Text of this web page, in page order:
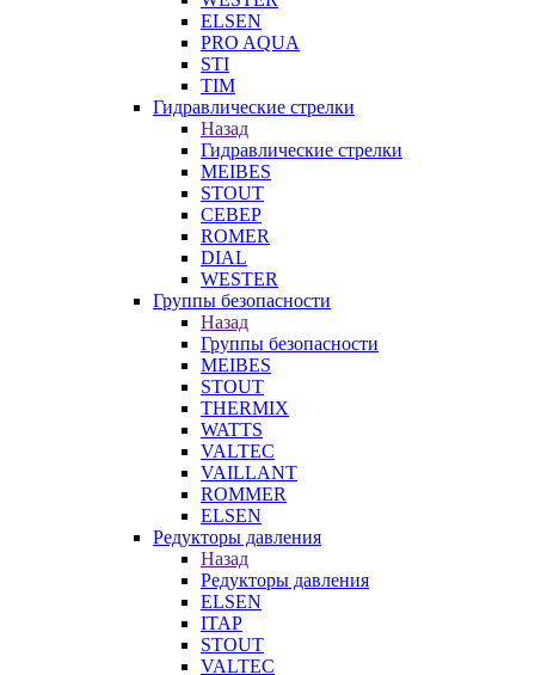
ELSEN
PRO AQUA
STI
TIM
Гидравлические стрелки
Назад
Гидравлические стрелки
MEIBES
STOUT
СЕВЕР
ROMER
DIAL
WESTER
Группы безопасности
Назад
Группы безопасности
MEIBES
STOUT
THERMIX
WATTS
VALTEC
VAILLANT
ROMMER
ELSEN
Редукторы давления
Назад
Редукторы давления
ELSEN
ITAP
STOUT
VALTEC